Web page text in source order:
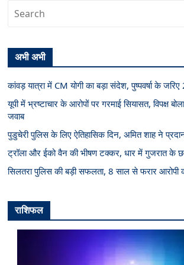
अभी अभी
कांवड़ यात्रा में CM योगी का बड़ा संदेश, पुष्पवर्षा के
यूपी में भ्रष्टाचार के आरोपों पर गरमाई सियासत, विपक्ष
जवाब
पुडुचेरी पुलिस के लिए ऐतिहासिक दिन, अमित शाह ने
ट्रॉला और ईको वैन की भीषण टक्कर, धार में गुजरात के
सिलतरा पुलिस की बड़ी सफलता, 8 साल से फरार आरोपी
राशिफल